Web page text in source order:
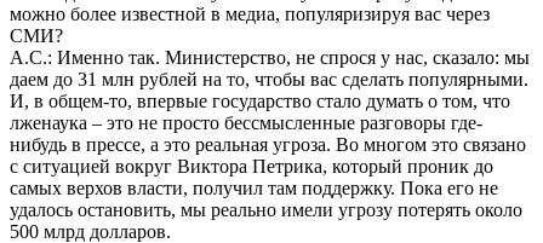
можно более известной в медиа, популяризируя вас через
СМИ?
А.С.: Именно так. Министерство, не спрося у нас, сказало: мы
даем до 31 млн рублей на то, чтобы вас сделать популярными.
И, в общем-то, впервые государство стало думать о том, что
лженаука – это не просто бессмысленные разговоры где-
нибудь в прессе, а это реальная угроза. Во многом это связано
с ситуацией вокруг Виктора Петрика, который проник до
самых верхов власти, получил там поддержку. Пока его не
удалось остановить, мы реально имели угрозу потерять около
500 млрд долларов.